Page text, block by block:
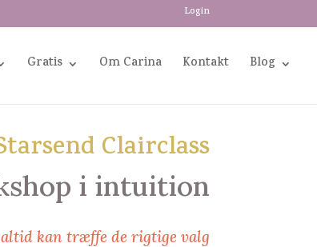
Login
Gratis Om Carina Kontakt Blog
Clairclass
i intuition
kan træffe de rigtige valg